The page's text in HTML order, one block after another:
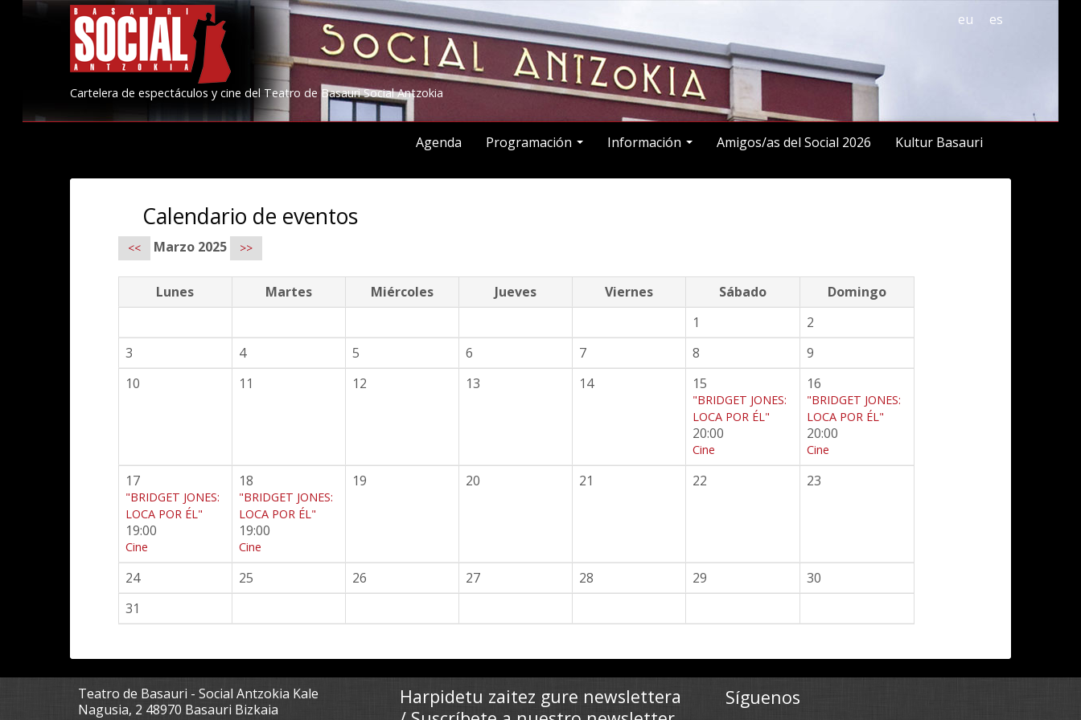
Cartelera de espectáculos y cine del Teatro de Basauri Social Antzokia
es
eu
Agenda Programación Información Amigos/as del Social 2026 Kultur Basauri
Calendario de eventos
<< Marzo 2025 >>
Lunes Martes Miércoles Jueves Viernes Sábado
Domingo
1
2
3
4 5 6 7 8
9
10
11 12 13 14 15
"BRIDGET JONES:
LOCA POR ÉL"
20:00
Cine
16
"BRIDGET JONES:
LOCA POR ÉL"
20:00
Cine
17
"BRIDGET JONES:
LOCA POR ÉL"
19:00
Cine
18
"BRIDGET JONES:
LOCA POR ÉL"
19:00
Cine
19 20 21 22 23
24 25 26 27 28 29
30
31
Teatro de Basauri - Social Antzokia Kale
Nagusia, 2 48970 Basauri Bizkaia
Harpidetu zaitez gure newslettera
Síguenos